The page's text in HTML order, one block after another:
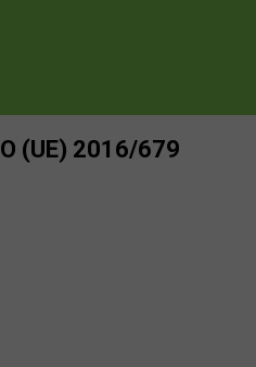
(UE) 2016/679